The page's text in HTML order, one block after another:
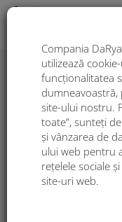
Compania
utilizează
funcționalitatea
site-ului nostru.
toate”, sunteți
și vânzarea de
ului web pentru
rețelele sociale
site-uri web.